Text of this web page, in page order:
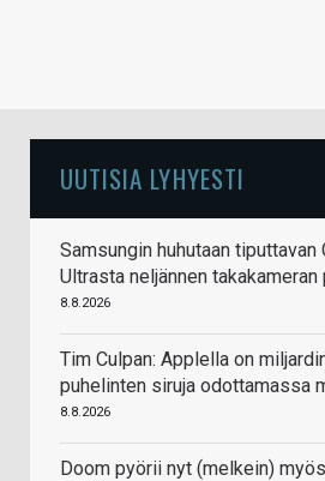
UUTISIA LYHYESTI
Samsungin huhutaan tiputtavan
Ultrasta neljännen takakameran
8.8.2026
Tim Culpan: Applella on
puhelinten siruja odottamassa
8.8.2026
Doom pyörii nyt (melkein)